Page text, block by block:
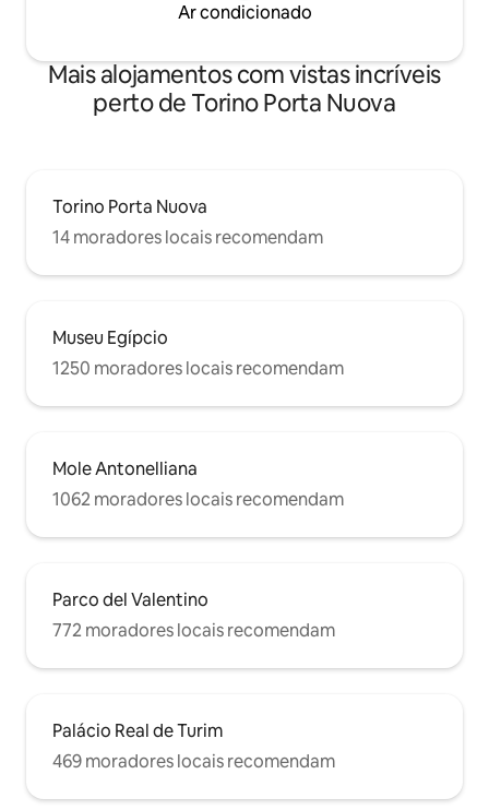
Ar condicionado
Mais alojamentos com vistas incríveis
perto de Torino Porta Nuova
Torino Porta Nuova
14 moradores locais recomendam
Museu Egípcio
1250 moradores locais recomendam
Mole Antonelliana
1062 moradores locais recomendam
Parco del Valentino
772 moradores locais recomendam
Palácio Real de Turim
469 moradores locais recomendam